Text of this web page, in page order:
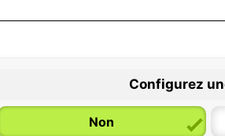
Configurez
Non